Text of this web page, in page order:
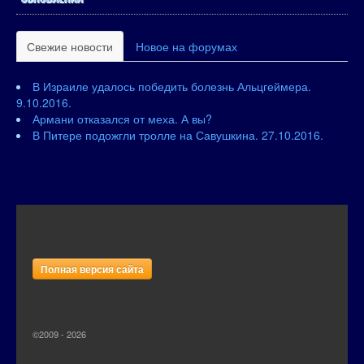
Свежие новости Новое на форумах
В Израиле удалось победить болезнь Альцгеймера.
9.10.2016.
Армани отказался от меха. А вы?
В Питере подожгли тролле на Савушкина. 27.10.2016.
Полная версия сайта
©2009 - 2026